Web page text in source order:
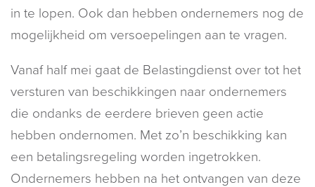
in te lopen. Ook dan hebben ondernemers nog de
mogelijkheid om versoepelingen aan te vragen.
Vanaf half mei gaat de Belastingdienst over tot het
versturen van beschikkingen naar ondernemers
die ondanks de eerdere brieven geen actie
hebben ondernomen. Met zo’n beschikking kan
een betalingsregeling worden ingetrokken.
Ondernemers hebben na het ontvangen van deze